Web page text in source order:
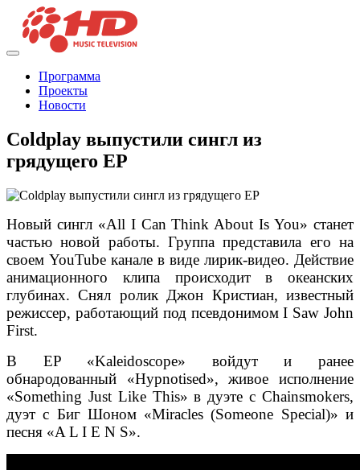
Программа
Проекты
Новости
Coldplay выпустили сингл из
грядущего EP
Новый сингл «All I Can Think About Is You» станет
частью новой работы. Группа представила его на
своем YouTube канале в виде лирик-видео. Действие
анимационного клипа происходит в океанских
глубинах. Снял ролик Джон Кристиан, известный
режиссер, работающий под псевдонимом I Saw John
First.
В EP «Kaleidoscope» войдут и ранее
обнародованный «Hypnotised», живое исполнение
«Something Just Like This» в дуэте с Chainsmokers,
дуэт с Биг Шоном «Miracles (Someone Special)» и
песня «A L I E N S».